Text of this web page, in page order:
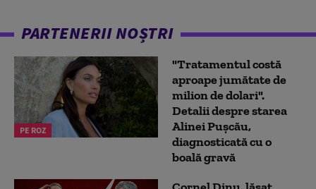
PARTENERII NOȘTRI
PE ROZ
"Tratamentul costă
aproape jumătate de
milion de dolari".
Detalii despre starea
Alinei Pușcău,
diagnosticată cu o
boală gravă